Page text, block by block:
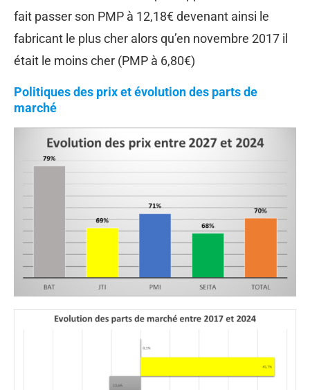
fait passer son PMP à 12,18€ devenant ainsi le
fabricant le plus cher alors qu’en novembre 2017 il
était le moins cher (PMP à 6,80€)
Politiques des prix et évolution des parts de
marché